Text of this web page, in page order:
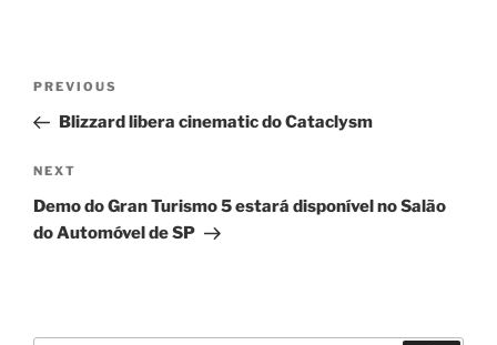
Previous
Post
PREVIOUS
Blizzard libera cinematic do Cataclysm
Next
Post
NEXT
Demo do Gran Turismo 5 estará disponível no Salão
do Automóvel de SP